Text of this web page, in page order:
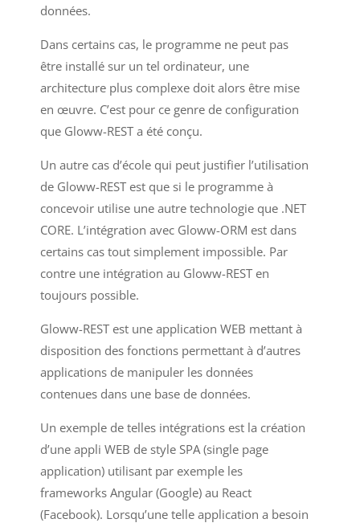
données.
Dans certains cas, le programme ne peut pas
être installé sur un tel ordinateur, une
architecture plus complexe doit alors être mise
en œuvre. C’est pour ce genre de configuration
que Gloww-REST a été conçu.
Un autre cas d’école qui peut justifier l’utilisation
de Gloww-REST est que si le programme à
concevoir utilise une autre technologie que .NET
CORE. L’intégration avec Gloww-ORM est dans
certains cas tout simplement impossible. Par
contre une intégration au Gloww-REST en
toujours possible.
Gloww-REST est une application WEB mettant à
disposition des fonctions permettant à d’autres
applications de manipuler les données
contenues dans une base de données.
Un exemple de telles intégrations est la création
d’une appli WEB de style SPA (single page
application) utilisant par exemple les
frameworks Angular (Google) au React
(Facebook). Lorsqu’une telle application a besoin